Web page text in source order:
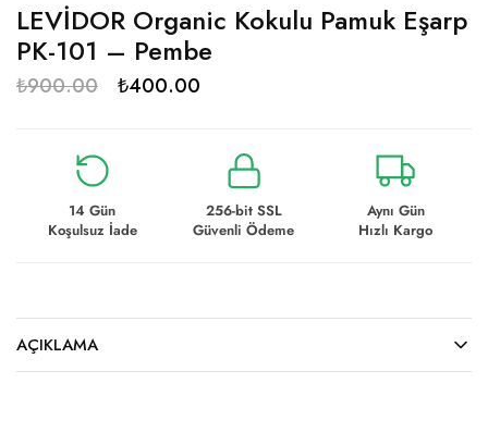
LEVİDOR Organic Kokulu Pamuk Eşarp
PK-101 – Pembe
₺900.00 ₺400.00
14 Gün
Koşulsuz İade
256-bit SSL
Güvenli Ödeme
Aynı Gün
Hızlı Kargo
AÇIKLAMA